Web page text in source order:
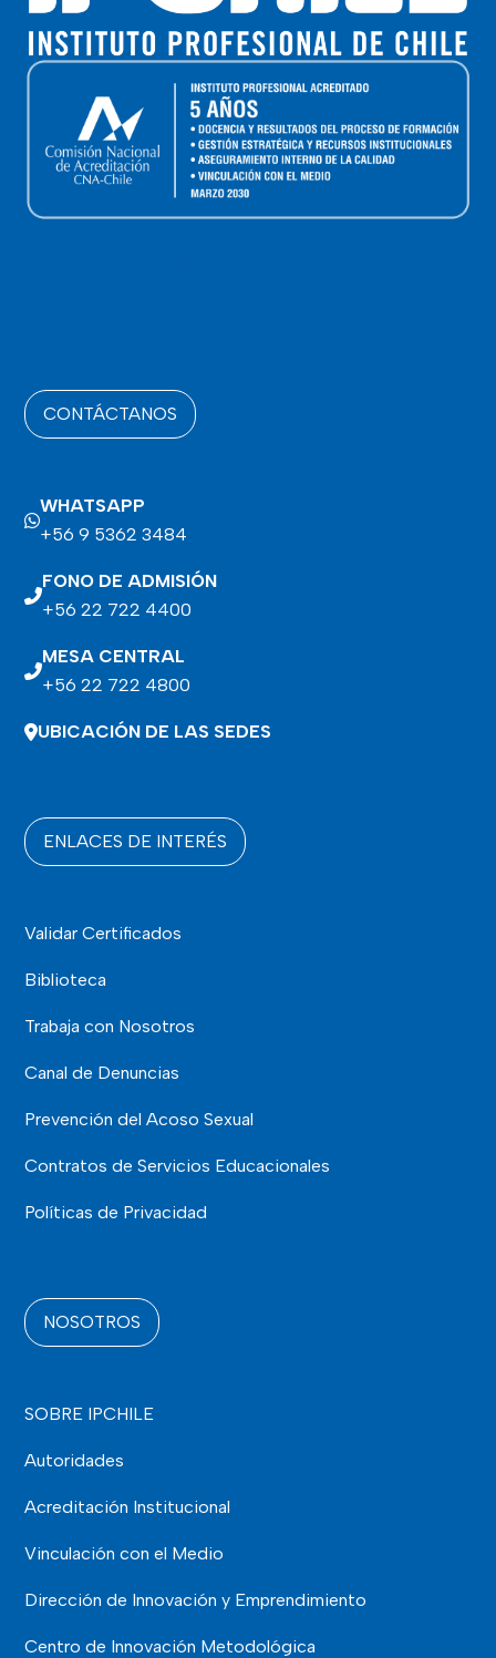
CONTÁCTANOS
WHATSAPP
+56 9 5362 3484
FONO DE ADMISIÓN
+56 22 722 4400
MESA CENTRAL
+56 22 722 4800
UBICACIÓN DE LAS SEDES
ENLACES DE INTERÉS
Validar Certificados
Biblioteca
Trabaja con Nosotros
Canal de Denuncias
Prevención del Acoso Sexual
Contratos de Servicios Educacionales
Políticas de Privacidad
NOSOTROS
SOBRE IPCHILE
Autoridades
Acreditación Institucional
Vinculación con el Medio
Dirección de Innovación y Emprendimiento
Centro de Innovación Metodológica